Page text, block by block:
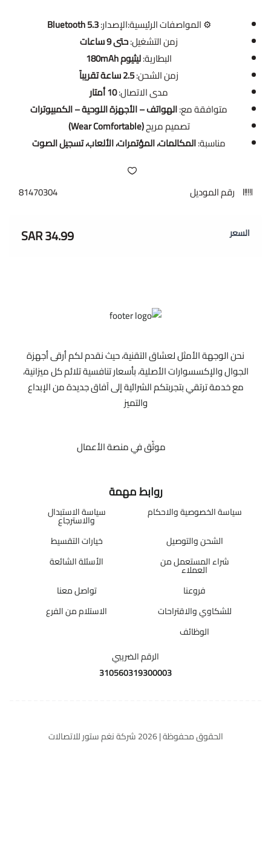
⚙️ المواصفات الرئيسية:الإصدار:Bluetooth 5.3
زمن التشغيل:حتى 9 ساعات
البطارية:ليثيوم 180mAh
زمن الشحن:2.5 ساعة تقريباً
مدى الاتصال:10 أمتار
متوافقة مع:الهواتف – الأجهزة اللوحية – الكمبيوترات
تصميم مريح(Wear Comfortable)
مناسبة:المكالمات، المؤتمرات، الألعاب، تسجيل الصوت
رقم الموديل 81470304
السعر 34.99 SAR
نحن الوجهة الأمثل لعشاق التقنية، حيث نقدم لكم أرقى أجهزة
الجوال والإكسسوارات الأصلية، بأسعار تنافسية تلائم كل ميزانية،
مع خدمة ترتقي بتجربتكم الشرائية إلى آفاق جديدة من الإبداع
والتميز
موثّق في منصة الأعمال
روابط مهمة
سياسة الخصوصية والاحكام سياسة الاستبدال
والاسترجاع
الشحن والتوصيل
خيارات التقسيط
شراء المستعمل من
العملاء
الأسئلة الشائعة
فروعنا
تواصل معنا
للشكاوي والاقتراحات
الاستلام من الفرع
الوظائف
الرقم الضريبي
310560319300003
الحقوق محفوظة | 2026 شركة نغم ستور للاتصالات